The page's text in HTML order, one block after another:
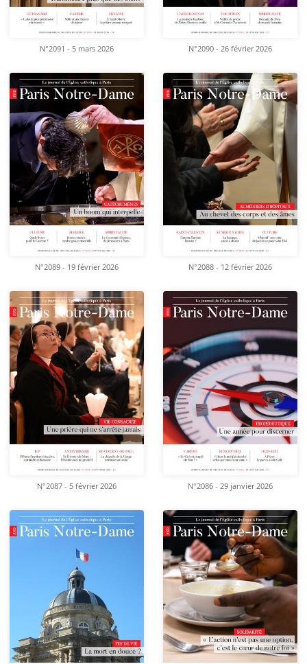
N°2091 - 5 mars 2026 N°2090 - 26 février 2026
N°2089 - 19 février 2026 N°2088 - 12 février 2026
N°2087 - 5 février 2026 N°2086 - 29 janvier 2026